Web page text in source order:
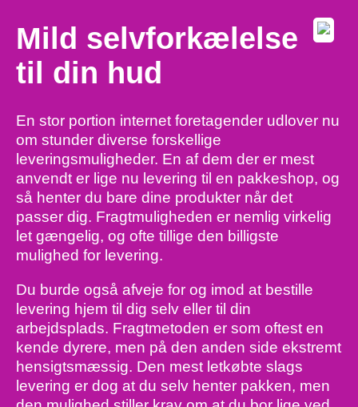
Mild selvforkælelse
til din hud
En stor portion internet foretagender udlover nu
om stunder diverse forskellige
leveringsmuligheder. En af dem der er mest
anvendt er lige nu levering til en pakkeshop, og
så henter du bare dine produkter når det
passer dig. Fragtmuligheden er nemlig virkelig
let gængelig, og ofte tillige den billigste
mulighed for levering.
Du burde også afveje for og imod at bestille
levering hjem til dig selv eller til din
arbejdsplads. Fragtmetoden er som oftest en
kende dyrere, men på den anden side ekstremt
hensigtsmæssig. Den mest letkøbte slags
levering er dog at du selv henter pakken, men